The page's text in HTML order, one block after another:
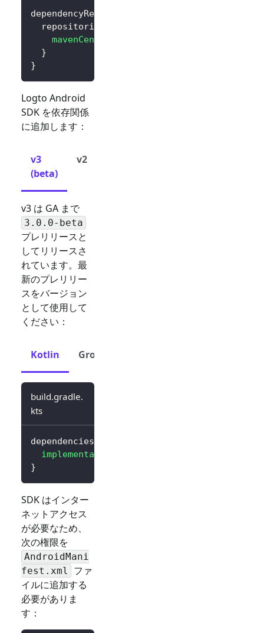
dependencyResolutionManagement
  repositories
mavenCentral
}
}
Logto Android
SDK を依存関係
に追加します：
v3
(beta)
v2
v3 は GA まで
3.0.0-beta
プレリリースと
してリリースさ
れています。最
新のプレリリー
スをバージョン
として使用して
ください：
Kotlin Groovy
build.gradle.
kts
dependencies
implementation
}
SDK はインター
ネットアクセス
が必要なため、
次の権限を
AndroidMani
fest.xml
ファ
イルに追加する
必要がありま
す：